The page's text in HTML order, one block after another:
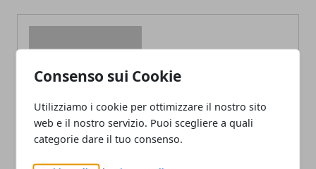
Consenso sui Cookie
Utilizziamo i cookie per ottimizzare il nostro sito
web e il nostro servizio. Puoi scegliere a quali
categorie dare il tuo consenso.